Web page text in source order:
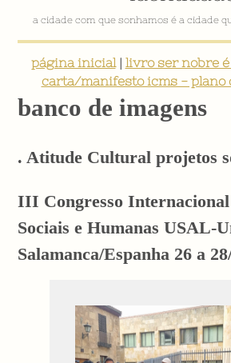
a cidade com que sonhamos é a cidade
página inicial| livro ser nobre
carta/manifesto icms - plano
banco de imagens
. Atitude Cultural projetos
III Congresso Internacional
Sociais e Humanas USAL-
Salamanca/Espanha 26 a